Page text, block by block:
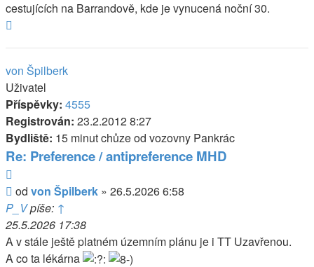
cestujících na Barrandově, kde je vynucená noční 30.
von Špilberk
Uživatel
Příspěvky: 4555
Registrován: 23.2.2012 8:27
Bydliště: 15 minut chůze od vozovny Pankrác
Re: Preference / antipreference MHD
Příspěvek
od von Špilberk » 26.5.2026 6:58
P_Vpíše: ↑
25.5.2026 17:38
A v stále ještě platném územním plánu je i TT Uzavřenou.
A co ta lékárna